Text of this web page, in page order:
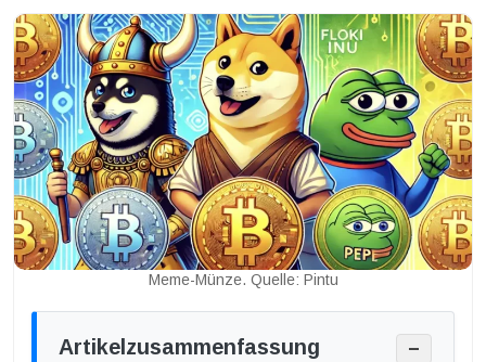
Meme-Münze. Quelle: Pintu
Artikelzusammenfassung −